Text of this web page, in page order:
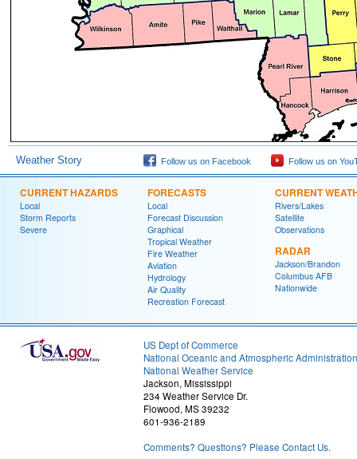
Weather Story Follow us on Facebook Follow us on
CURRENT HAZARDS
Local
Storm Reports
Severe
FORECASTS
Local
Forecast Discussion
Graphical
Tropical Weather
Fire Weather
Aviation
Hydrology
Air Quality
Recreation Forecast
CURRENT
Rivers/Lakes
Satellite
Observations
RADAR
Jackson/Brandon
Columbus AFB
Nationwide
US Dept of Commerce
National Oceanic and Atmospheric Administration
National Weather Service
Jackson, Mississippi
234 Weather Service Dr.
Flowood, MS 39232
601-936-2189
Comments? Questions? Please Contact Us.